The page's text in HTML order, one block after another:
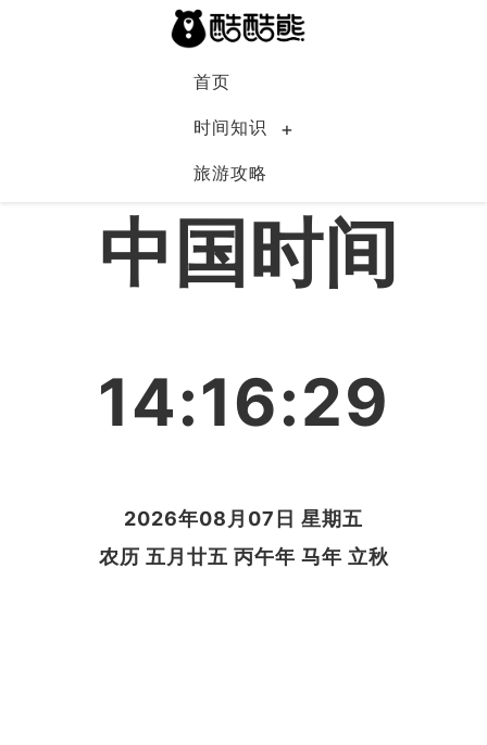
首页
时间知识
旅游攻略
中国
中国时间
14:16:30
2026年08月07日 星期五
农历 五月廿五 丙午年 马年 立秋